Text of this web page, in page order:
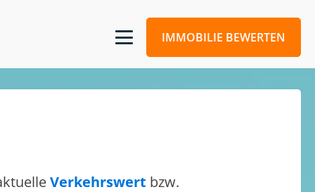
IMMOBILIE BEWERTEN
Verkehrswert bzw.